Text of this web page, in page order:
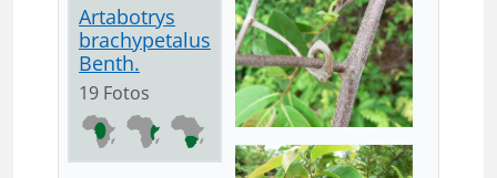
Artabotrys
brachypetalus
Benth.
19 Fotos